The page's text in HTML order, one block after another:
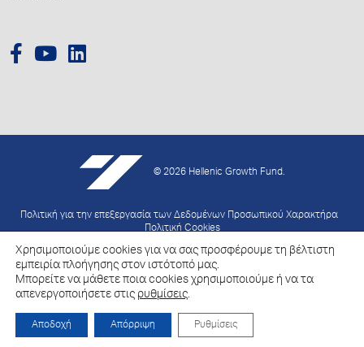
© 2026 Hellenic Growth Fund.
Πολιτική για την επεξεργασία των Δεδομένων Προσωπικού Χαρακτήρα
Πολιτική Cookies
Χρησιμοποιούμε cookies για να σας προσφέρουμε τη βέλτιστη
εμπειρία πλοήγησης στον ιστότοπό μας.
Μπορείτε να μάθετε ποια cookies χρησιμοποιούμε ή να τα
απενεργοποιήσετε στις ρυθμίσεις.
Αποδοχή Απόρριψη Ρυθμίσεις